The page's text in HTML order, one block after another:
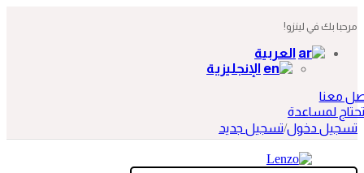
مرحبا بك في لينزو!
العربية
الإنجليزية
معنا
تحتاج لمساعدة
تسجيل دخول/تسجيل جديد